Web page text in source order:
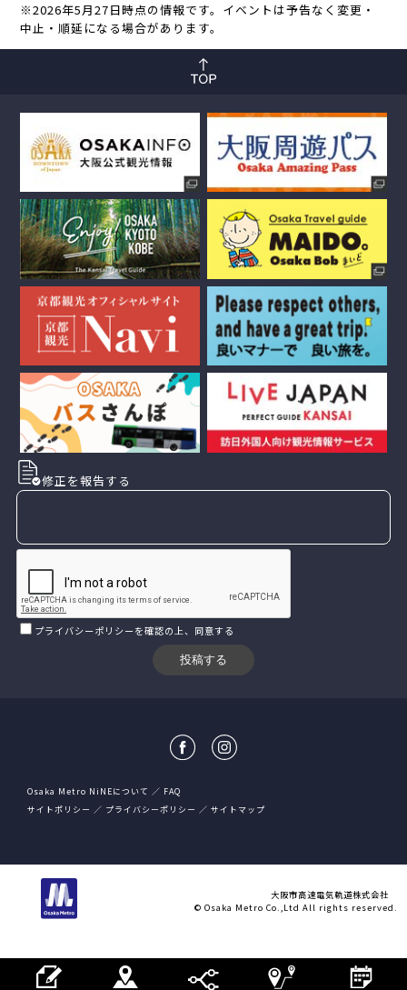
※2026年5月27日時点の情報です。イベントは予告なく変更・
中止・順延になる場合があります。
修正を報告する
プライバシーポリシーを確認の上、同意する
Osaka Metro NiNEについて
FAQ
サイトポリシー
プライバシーポリシー サイトマップ
大阪市高速電気軌道株式会社
© Osaka Metro Co.,Ltd All rights reserved.